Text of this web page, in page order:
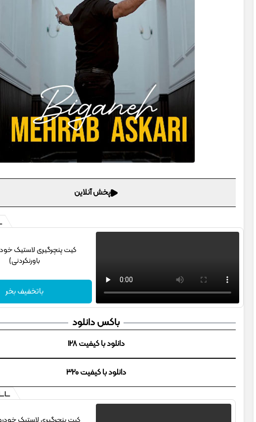
پخش آنلاین
کیت پنچرگیری لاستیک
باورنکردنی)
باتخفیف بخر
باکس دانلود
دانلود با کیفیت 128
دانلود با کیفیت 320